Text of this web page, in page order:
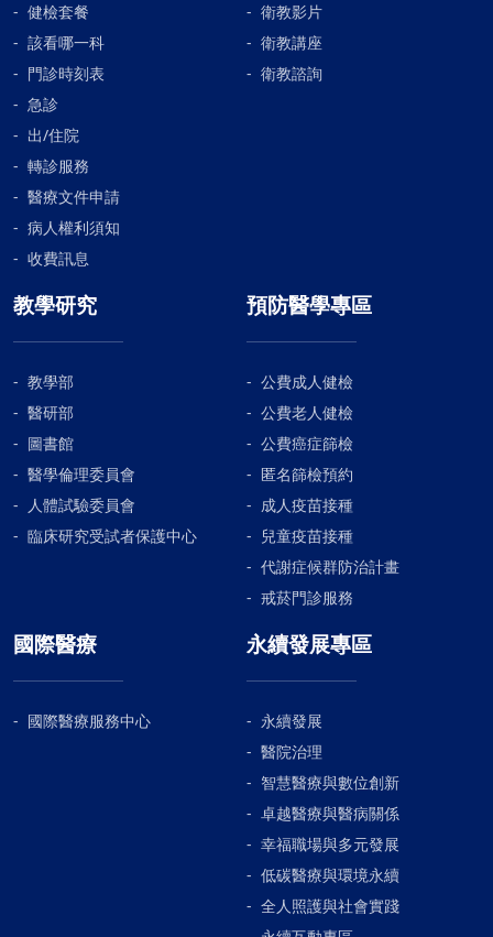
健檢套餐
該看哪一科
門診時刻表
急診
出/住院
轉診服務
醫療文件申請
病人權利須知
收費訊息
衛教影片
衛教講座
衛教諮詢
教學研究
教學部
醫研部
圖書館
醫學倫理委員會
人體試驗委員會
臨床研究受試者保護中心
預防醫學專區
公費成人健檢
公費老人健檢
公費癌症篩檢
匿名篩檢預約
成人疫苗接種
兒童疫苗接種
代謝症候群防治計畫
戒菸門診服務
國際醫療
國際醫療服務中心
永續發展專區
永續發展
醫院治理
智慧醫療與數位創新
卓越醫療與醫病關係
幸福職場與多元發展
低碳醫療與環境永續
全人照護與社會實踐